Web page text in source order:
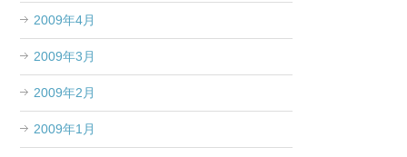
2009年4月
2009年3月
2009年2月
2009年1月